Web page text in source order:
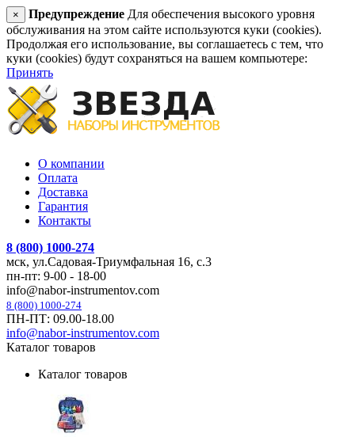
× Предупреждение Для обеспечения высокого уровня
обслуживания на этом сайте используются куки (cookies).
Продолжая его использование, вы соглашаетесь с тем, что
куки (cookies) будут сохраняться на вашем компьютере:
Принять
О компании
Оплата
Доставка
Гарантия
Контакты
8 (800) 1000-274
мск, ул.Садовая-Триумфальная 16, с.3
пн-пт: 9-00 - 18-00
info@nabor-instrumentov.com
8 (800) 1000-274
ПН-ПТ: 09.00-18.00
info@nabor-instrumentov.com
Каталог товаров
Каталог товаров